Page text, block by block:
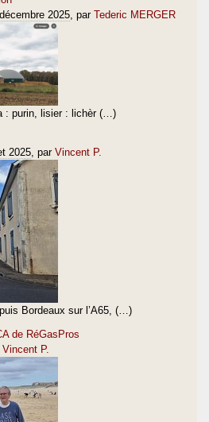
2025 , par Tederic MERGER
: purin, lisier : lichèr (…)
2025 , par Vincent P.
Bordeaux sur l’A65, (…)
de RéGasPros
Vincent P.